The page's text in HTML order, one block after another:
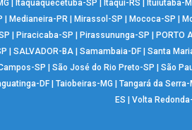
| Itaquaquecetuba-SP | Itaqui-RS | Ituiutaba-
| Medianeira-PR | Mirassol-SP | Mococa-SP |
| Piracicaba-SP | Pirassununga-SP | PORTO
| SALVADOR-BA | Samambaia-DF | Santa
SP | São José do Rio Preto-SP | São
DF| Taiobeiras-MG | Tangará da Serra-
ES | Volta